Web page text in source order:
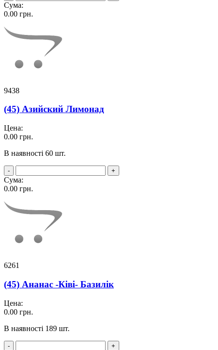
Сума:
0.00 грн.
9438
(45) Азийский Лимонад
Цена:
0.00 грн.
В наявності 60 шт.
- +
Сума:
0.00 грн.
6261
(45) Ананас -Ківі- Базилік
Цена:
0.00 грн.
В наявності 189 шт.
- +